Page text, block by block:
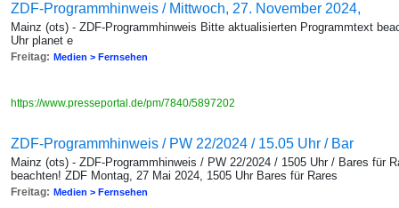
ZDF-Programmhinweis / Mittwoch, 27. November 2024,
Mainz (ots) - ZDF-Programmhinweis Bitte aktualisierten Programmtext
Uhr planet e
Freitag: Medien > Fernsehen
https://www.presseportal.de/pm/7840/5897202
ZDF-Programmhinweis / PW 22/2024 / 15.05 Uhr / Bar
Mainz (ots) - ZDF-Programmhinweis / PW 22/2024 / 1505 Uhr / Bares für
beachten! ZDF Montag, 27 Mai 2024, 1505 Uhr Bares für Rares
Freitag: Medien > Fernsehen